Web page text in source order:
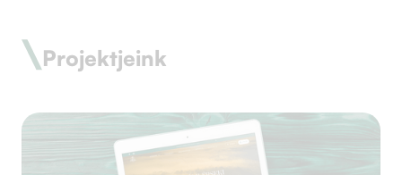
Projektjeink